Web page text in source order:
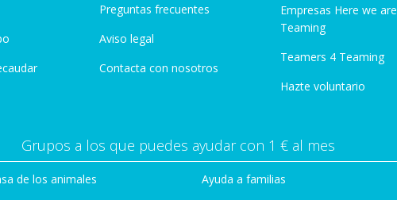
Preguntas frecuentes
Aviso legal
Contacta con nosotros
Empresas Here we are
Teaming
Teamers 4 Teaming
Hazte voluntario
Grupos a los que puedes ayudar con 1 € al mes
de los animales
Ayuda a familias